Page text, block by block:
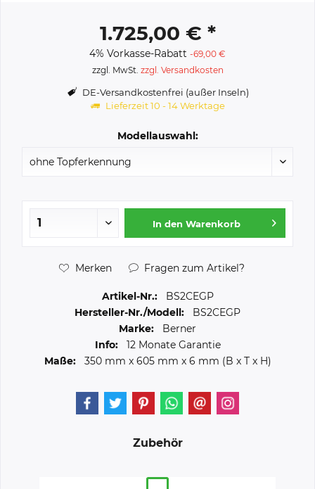
1.725,00 € *
4% Vorkasse-Rabatt -69,00 €
zzgl. MwSt. zzgl. Versandkosten
DE-Versandkostenfrei (außer Inseln)
Lieferzeit 10 - 14 Werktage
Modellauswahl:
In den Warenkorb
Merken Fragen zum Artikel?
Artikel-Nr.:
BS2CEGP
Hersteller-Nr./Modell:
BS2CEGP
Marke:
Berner
Info:
12 Monate Garantie
Maße:
350 mm x 605 mm x 6 mm (B x T x H)
Zubehör